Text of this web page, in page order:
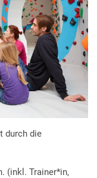
durch die
(inkl. Trainer*in,